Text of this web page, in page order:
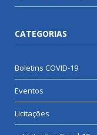
CATEGORIAS
Boletins COVID-19
Eventos
Licitações